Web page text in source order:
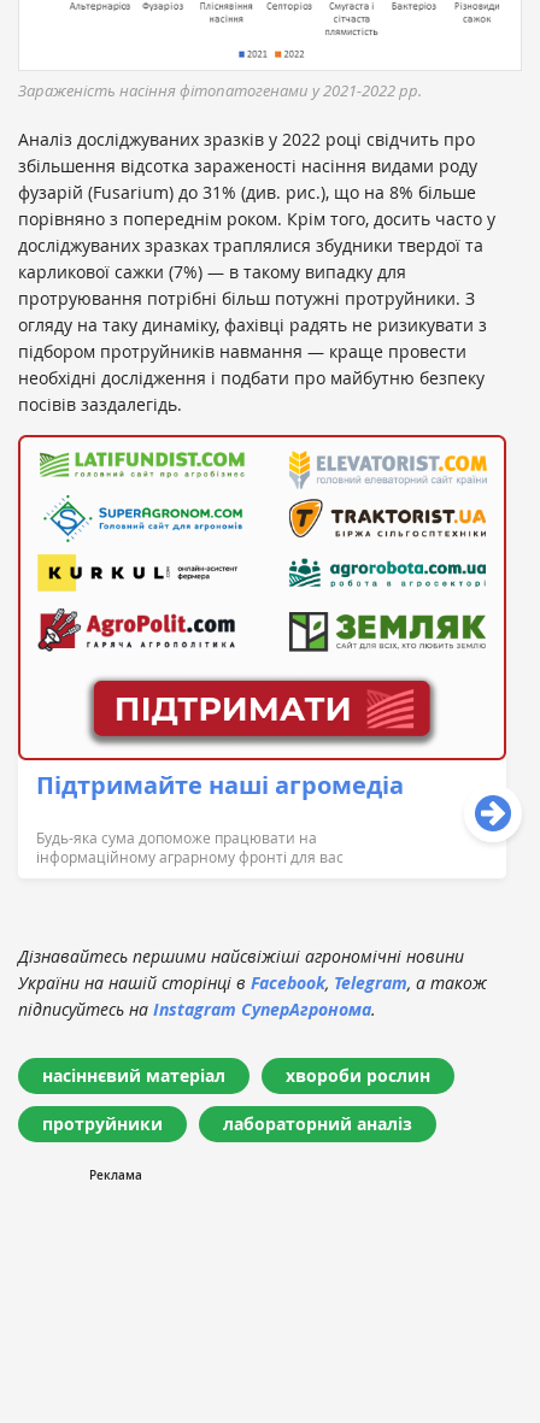
Зараженість насіння фітопатогенами у 2021-2022 рр.
Аналіз досліджуваних зразків у 2022 році свідчить про
збільшення відсотка зараженості насіння видами роду
фузарій (Fusarium) до 31% (див. рис.), що на 8% більше
порівняно з попереднім роком. Крім того, досить часто у
досліджуваних зразках траплялися збудники твердої та
карликової сажки (7%) — в такому випадку для
протруювання потрібні більш потужні протруйники. З
огляду на таку динаміку, фахівці радять не ризикувати з
підбором протруйників навмання — краще провести
необхідні дослідження і подбати про майбутню безпеку
посівів заздалегідь.
Підтримайте наші агромедіа
Будь-яка сума допоможе працювати на
інформаційному аграрному фронті для вас
Дізнавайтесь першими найсвіжіші агрономічні новини
України на нашій сторінці в Facebook, Telegram, а також
підписуйтесь на Instagram СуперАгронома.
насіннєвий матеріал хвороби рослин
протруйники лабораторний аналіз